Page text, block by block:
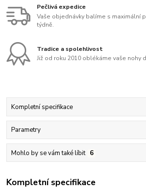
Pečlivá expedice
Vaše objednávky balíme s maximální
týdně.
Tradice a spolehlivost
Již od roku 2010 oblékáme vaše nohy
Kompletní specifikace
Parametry
Mohlo by se vám také líbit 6
Kompletní specifikace